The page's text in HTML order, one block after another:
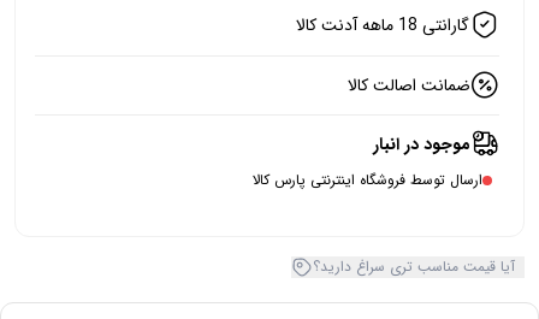
گارانتی 18 ماهه آدنت کالا
ضمانت اصالت کالا
موجود در انبار
ارسال توسط فروشگاه اینترنتی پارس کالا
آیا قیمت مناسب تری سراغ دارید؟